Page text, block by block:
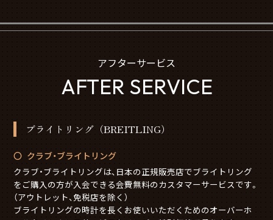
アフターサービス
AFTER SERVICE
ブライトリング（BREITLING）
クラブ・ブライトリング
クラブ・ブライトリングは、日本の正規販売店でブライトリング
をご購入の方が入会できる会費無料のカスタマーサービスです。
（アウトレット、免税店を除く）
ブライトリングの時計を長くお使いいただくためのオーバーホ